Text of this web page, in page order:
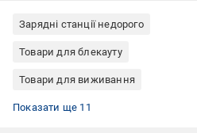
Зарядні станції недорого
Товари для блекауту
Товари для виживання
Електротовари
Зарядні станції EcoFlow
Зарядна станція від розетки
Зарядна станція від сонячної панелі
Зарядні станції LiFePO4
Зарядні станції 600 Вт
Зарядні станції для телефонів
Зарядні станції для ноутбуків
Зарядні станції з розеткою 220 В
Зарядні станції для квартири
Міні-зарядні станції
Показати ще 11